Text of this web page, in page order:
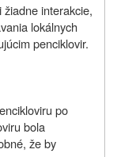
interakcie,
lokálnych
penciklovir.
po
bola
že by